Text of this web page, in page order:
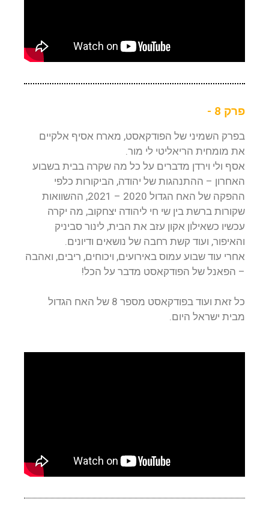
פרק 8 -
בפרק השמיני של הפודקאסט, מארח אסיף אלקיים
את מומחית הריאליטי לי מור.
אסף ולי וירדן מדברים על כל מה שקרה בבית בשבוע
האחרון – ההתנהגות של יהודה, הביקורות כלפי
ההפקה של האח הגדול 2020 – 2021, ההשוואות
שקורות ברשת בין שי חי ליהודה יצחקוב, מה יקרה
עכשיו כשאילון אקון עזב את הבית, לינור סביניק
והאיפור, ועוד קשת רחבה של נושאים ודיונים.
אחרי עוד שבוע עמוס באירועים, ויכוחים, ריבים, ואהבה
– הפאנל של הפודקאסט מדבר על הכל!
כל זאת ועוד בפודקאסט מספר 8 של האח הגדול
מבית ישראל היום.